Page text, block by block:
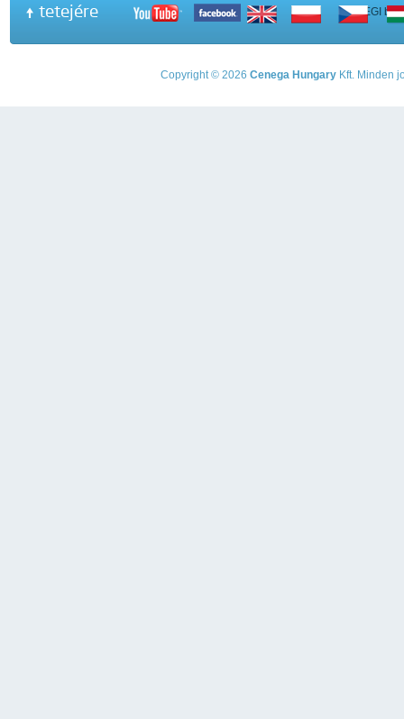
tetejére A PEGI
Copyright © 2026 Cenega Hungary Kft. Minden